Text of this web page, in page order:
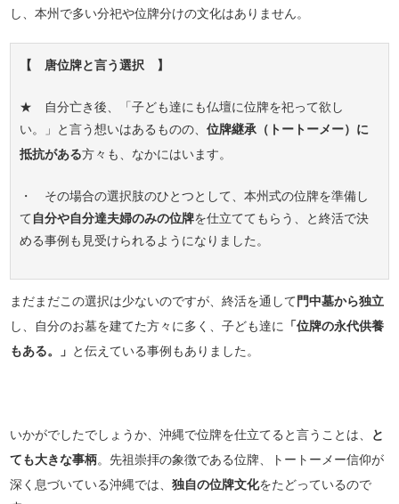
し、本州で多い分祀や位牌分けの文化はありません。
【 唐位牌と言う選択 】
★ 自分亡き後、「子ども達にも仏壇に位牌を祀って欲し
い。」と言う想いはあるものの、位牌継承（トートーメー）に
抵抗がある方々も、なかにはいます。
・ その場合の選択肢のひとつとして、本州式の位牌を準備し
て 自分や自分達夫婦のみの位牌を仕立ててもらう、と終活で決
める事例も見受けられるようになりました。
まだまだこの選択は少ないのですが、終活を通して門中墓から独立
し、自分のお墓を建てた方々に多く、子ども達に 「位牌の永代供養
もある。」 と伝えている事例もありました。
いかがでしたでしょうか、沖縄で位牌を仕立てると言うことは、
と
ても大きな事柄。先祖崇拝の象徴である位牌、トートーメー信仰が
深く息づいている沖縄では、独自の位牌文化をたどっているので